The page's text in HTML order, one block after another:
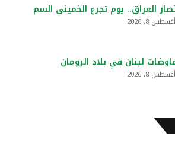
العراق.. يوم تجرع الخميني السم
أغسطس 8, 2026
لبنان في بلاد الرومان
أغسطس 8, 2026